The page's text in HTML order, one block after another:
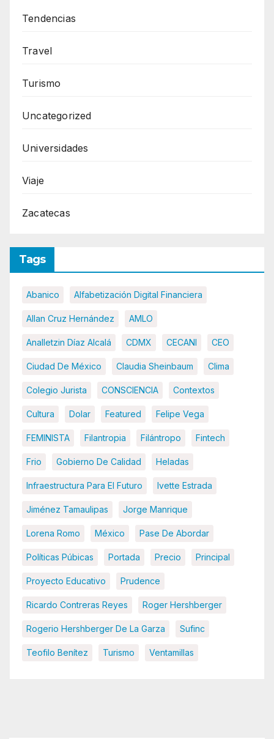
Tendencias
Travel
Turismo
Uncategorized
Universidades
Viaje
Zacatecas
Tags
Abanico Alfabetización Digital Financiera
Allan Cruz Hernández AMLO
Analletzin Díaz Alcalá CDMX CECANI CEO
Ciudad De México Claudia Sheinbaum Clima
Colegio Jurista CONSCIENCIA Contextos
Cultura Dolar Featured Felipe Vega
FEMINISTA Filantropia Filántropo Fintech
Frio Gobierno De Calidad Heladas
Infraestructura Para El Futuro Ivette Estrada
Jiménez Tamaulipas Jorge Manrique
Lorena Romo México Pase De Abordar
Políticas Púbicas Portada Precio Principal
Proyecto Educativo Prudence
Ricardo Contreras Reyes Roger Hershberger
Rogerio Hershberger De La Garza Sufinc
Teofilo Benítez Turismo Ventamillas